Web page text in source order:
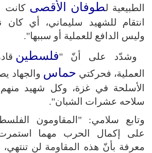
الطبيعية لطوفان الأقصى كانت
انتقام للشهيد سليماني، أي كان
وليس الدافع للعملية أو سببها".
وشدّد على أنّ "فلسطين
العملية، فحركتي حماس والجهاد
الأسلحة في غزة، وكل شهيد
سلاحه عشرات الشبان".
وتابع سلامي: "المقاومون
على إكمال الحرب مهما
معرفة بأنّ هذه المقاومة لن